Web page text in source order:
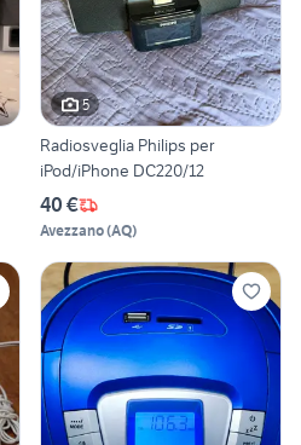
5
Radiosveglia Philips per
iPod/iPhone DC220/12
40 €
Avezzano(AQ)